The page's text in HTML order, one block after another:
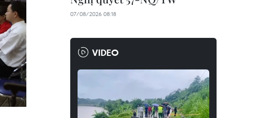
07/08/2026 08:18
VIDEO